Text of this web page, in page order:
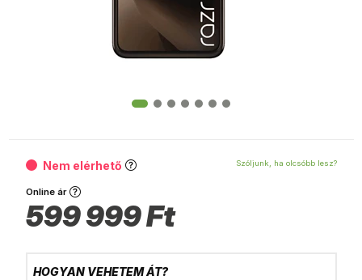
Nem elérhető Szóljunk, ha olcsóbb lesz?
Online ár
599 999Ft
HOGYAN VEHETEM ÁT?